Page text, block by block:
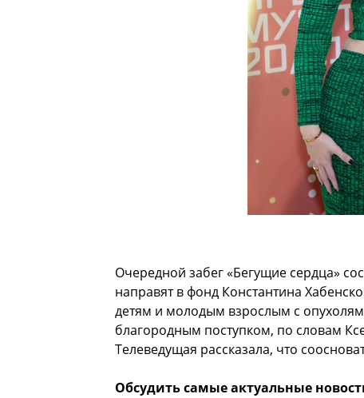
Очередной забег «Бегущие сердца»
направят в фонд Константина
детям и молодым взрослым с
благородным поступком, по словам
Телеведущая рассказала, что
Обсудить самые актуальные